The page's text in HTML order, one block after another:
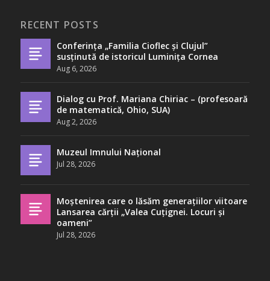
RECENT POSTS
Conferința „Familia Cioflec și Clujul”
susținută de istoricul Luminița Cornea
Aug 6, 2026
Dialog cu Prof. Mariana Chiriac – (profesoară
de matematică, Ohio, SUA)
Aug 2, 2026
Muzeul Imnului Național
Jul 28, 2026
Moștenirea care o lăsăm generațiilor viitoare
Lansarea cărții „Valea Cuțignei. Locuri și
oameni”
Jul 28, 2026